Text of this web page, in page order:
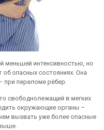
меньшей интенсивностью, но
об опасных состояниях. Она
при переломе рёбер.
свободнолежащий в мягких
окружающие органы –
вызвать уже более опасные